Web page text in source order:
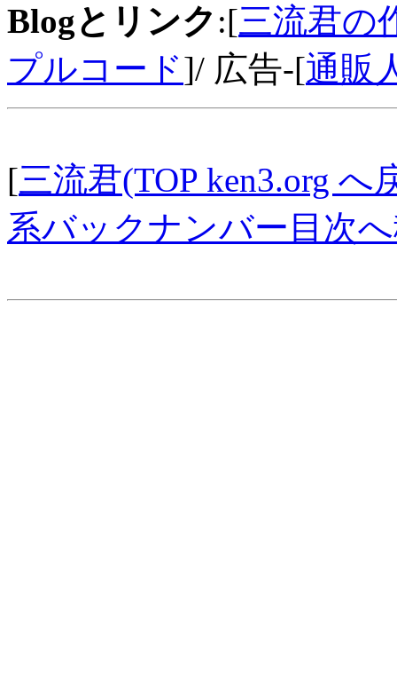
Blogとリンク :[三流君の
プルコード]/ 広告-[通販
[三流君(TOP ken3.org へ
系バックナンバー目次